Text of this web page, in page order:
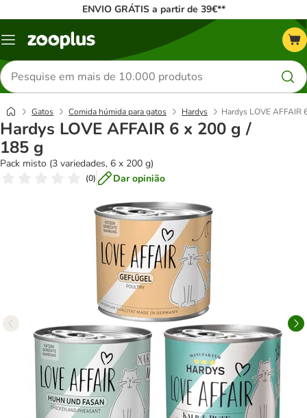
ENVIO GRÁTIS a partir de 39€**
Menu
Pesquisar
produtos
Gatos Comida húmida para gatos Hardys Hardys LOVE AFFAIR
Hardys LOVE AFFAIR 6 x 200 g /
185 g
Pack misto (3 variedades, 6 x 200 g)
(0) Dar opinião